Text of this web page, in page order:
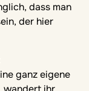
dass man
der hier
ganz eigene